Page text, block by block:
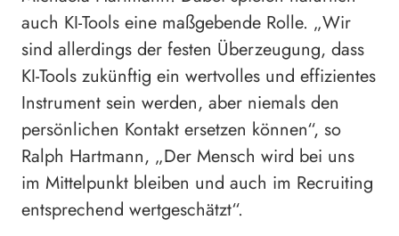
auch KI-Tools eine maßgebende Rolle. „Wir
sind allerdings der festen Überzeugung, dass
KI-Tools zukünftig ein wertvolles und effizientes
Instrument sein werden, aber niemals den
persönlichen Kontakt ersetzen können“, so
Ralph Hartmann, „Der Mensch wird bei uns
im Mittelpunkt bleiben und auch im Recruiting
entsprechend wertgeschätzt“.